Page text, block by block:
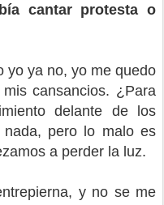
cantar protesta o
yo ya no, yo me quedo
cansancios. ¿Para
delante de los
pero lo malo es
a perder la luz.
y no se me